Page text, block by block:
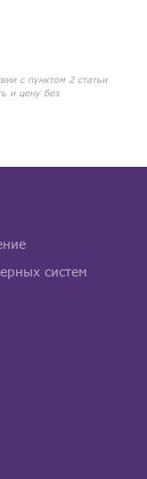
с пунктом 2 статьи
и цену без
систем